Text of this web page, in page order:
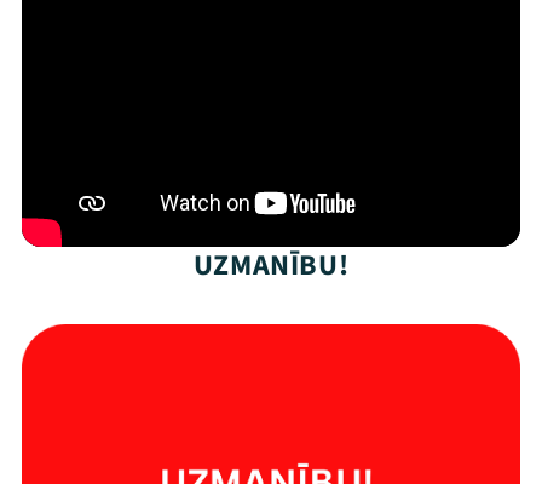
Kontakti
ThreadsFacebookYoutube
X Instagram
UZMANĪBU!